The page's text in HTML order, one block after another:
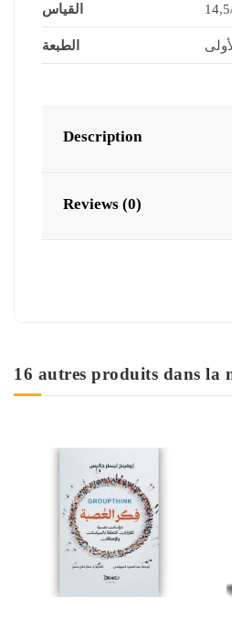
القياس
الطبعة
Description
Reviews (0)
16 autres produits dans la